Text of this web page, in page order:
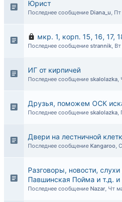
Юрист
Последнее сообщение Diana_u, Пт
мкр. 1, корп. 15, 16, 17,
Последнее сообщение strannik,
ИГ от кирпичей
Последнее сообщение skalolazka,
Друзья, поможем ОСК
Последнее сообщение skalolazka,
Двери на лестничной
Последнее сообщение Kangaroo,
Разговоры, новости,
Павшинская Пойма и т.д. и
Последнее сообщение Nazar, Чт